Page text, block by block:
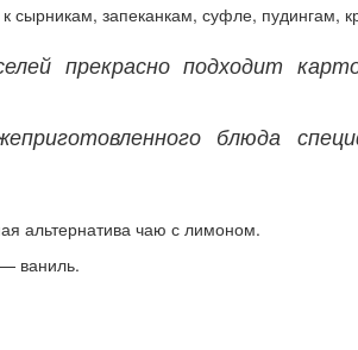
к сырникам, запеканкам, суфле,
прекрасно подходит
блюда
альтернатива чаю с лимоном.
ваниль.